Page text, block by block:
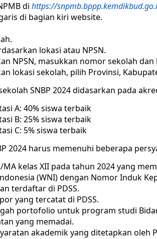
di https://
di bagian kiri website.
lokasi atau NPSN.
NPSN, masukkan nomor sekolah dan
lokasi sekolah, pilih Provinsi,
SNBP 2024 didasarkan pada
A: 40% siswa terbaik
B: 25% siswa terbaik
C: 5% siswa terbaik
2024 harus memenuhi beberapa
MA kelas XII pada tahun 2024 yang
(WNI) dengan Nomor Induk
terdaftar di PDSS.
yang tercatat di PDSS.
portofolio untuk program studi
yang memadai.
akademik yang ditetapkan oleh